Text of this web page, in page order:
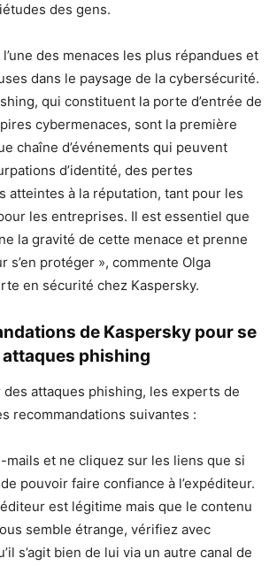
des gens.
des menaces les plus répandues et
dans le paysage de la cybersécurité.
qui constituent la porte d’entrée de
cybermenaces, sont la première
chaîne d’événements qui peuvent
d’identité, des pertes
atteintes à la réputation, tant pour les
les entreprises. Il est essentiel que
la gravité de cette menace et prenne
s’en protéger », commente Olga
en sécurité chez Kaspersky.
de Kaspersky pour se
phishing
attaques phishing, les experts de
recommandations suivantes :
mails et ne cliquez sur les liens que si
pouvoir faire confiance à l’expéditeur.
est légitime mais que le contenu
semble étrange, vérifiez avec
s’agit bien de lui via un autre canal de